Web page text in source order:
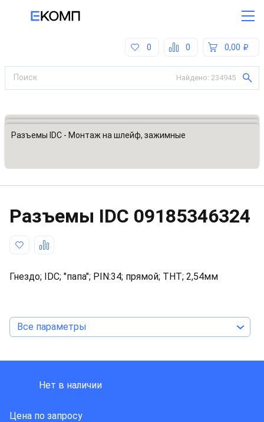
0,00
0
0
Найдено: 234945
Все категории
Разъемы, соединители
Разъемы IDC - Монтаж на шлейф, зажимные
Разъeмы IDC 09185346324
Гнездо; IDC; "папа"; PIN:34; прямой; THT; 2,54мм
Все параметры
Нет в наличии
Цена по запросу